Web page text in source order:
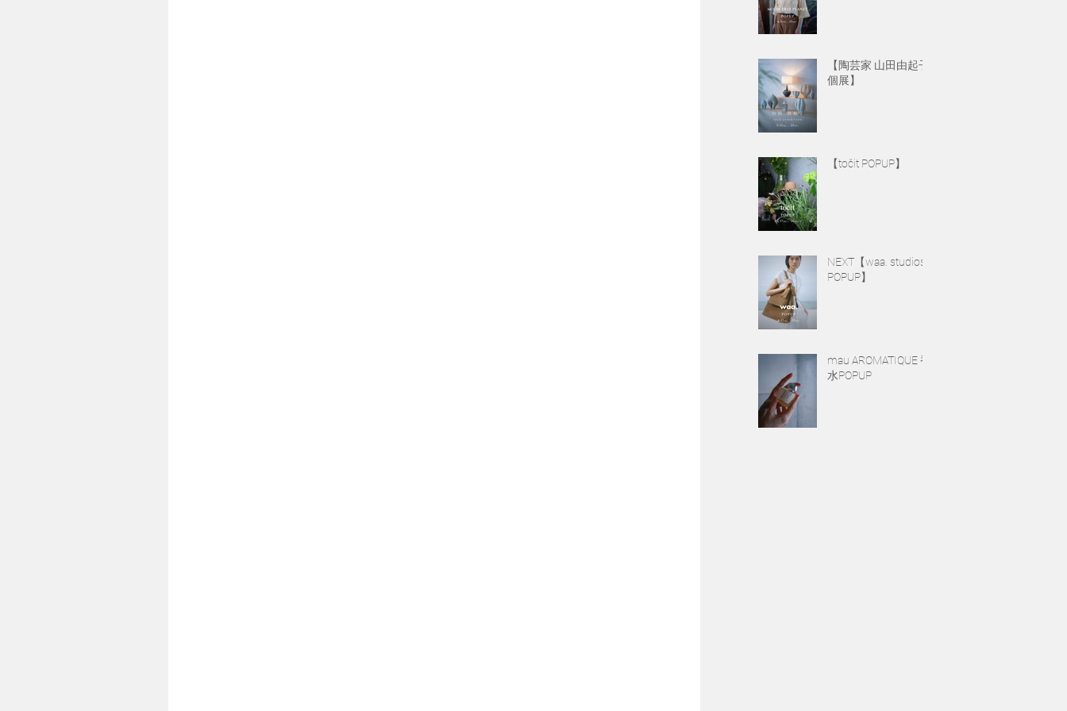
【陶芸家 山田由起子
個展】
【točit POPUP】
NEXT【waa. studios
POPUP】
mau AROMATIQUE 香
水POPUP